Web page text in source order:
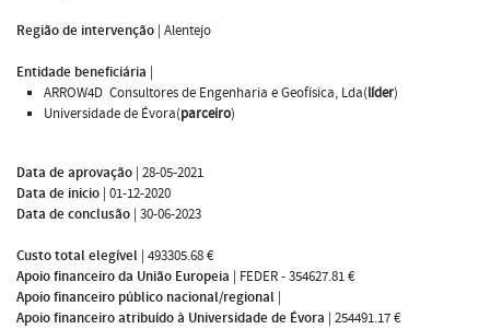
Região de intervenção | Alentejo
Entidade beneficiária |
ARROW4D  Consultores de Engenharia e Geofísica, Lda(líder)
Universidade de Évora(parceiro)
Data de aprovação | 28-05-2021
Data de inicio | 01-12-2020
Data de conclusão | 30-06-2023
Custo total elegível | 493305.68 €
Apoio financeiro da União Europeia | FEDER - 354627.81 €
Apoio financeiro público nacional/regional |
Apoio financeiro atribuído à Universidade de Évora | 254491.17 €